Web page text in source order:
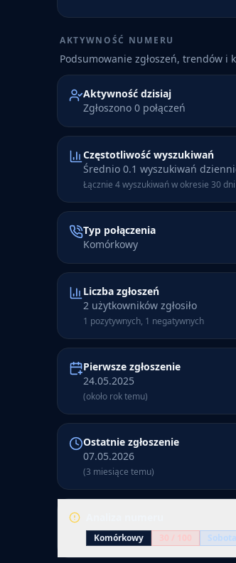
AKTYWNOŚĆ NUMERU
Podsumowanie zgłoszeń, trendów i
Aktywność dzisiaj
Zgłoszono 0 połączeń
Częstotliwość wyszukiwań
Średnio 0.1 wyszukiwań
Łącznie 4 wyszukiwań w okresie 30 dni
Typ połączenia
Komórkowy
Liczba zgłoszeń
2 użytkowników zgłosiło
1 pozytywnych, 1 negatywnych
Pierwsze zgłoszenie
24.05.2025
(około rok temu)
Ostatnie zgłoszenie
07.05.2026
(3 miesiące temu)
Komórkowy